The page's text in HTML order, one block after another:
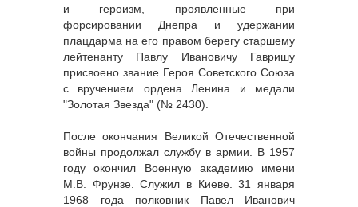
и героизм, проявленные при
форсировании Днепра и удержании
плацдарма на его правом берегу старшему
лейтенанту Павлу Ивановичу Гавришу
присвоено звание Героя Советского Союза
с вручением ордена Ленина и медали
"Золотая Звезда" (№ 2430).
После окончания Великой Отечественной
войны продолжал службу в армии. В 1957
году окончил Военную академию имени
М.В. Фрунзе. Служил в Киеве. 31 января
1968 года полковник Павел Иванович